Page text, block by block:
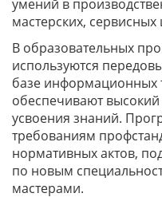
умений в
мастерских, сервисных
В образовательных
используются
базе информационных
обеспечивают
усвоения знаний.
требованиям
нормативных актов,
по новым
мастерами.